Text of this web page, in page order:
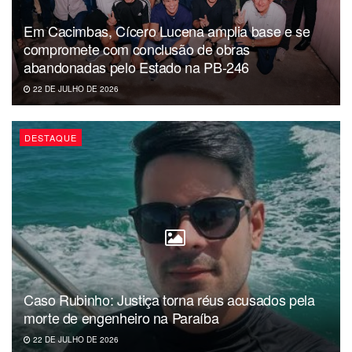
Praia de Ponta de Campina, nas proximidades da
galeria de águas pluviais que desembocam no mar;
Lucena
Praia de Ponta de Lucena, ao final da rua Eugênio de
S. Falcão;
Praia de Gameleira, próximo à desembocadura do
riacho Araçá;
Praia de Fagundes, ao final da Travessa São José;
Praia de Costinha, ao final da rua Francisco
Lourenço;
Pitimbu
Praia do Maceió, em frente à desembocadura do
Riacho Engenho Velho;
Em Cacimbas, Cícero Lucena amplia base e se
compromete com conclusão de obras
abandonadas pelo Estado na PB-246
22 DE JULHO DE 2026
DESTAQUE
Caso Rubinho: Justiça torna réus acusados pela
morte de engenheiro na Paraíba
22 DE JULHO DE 2026